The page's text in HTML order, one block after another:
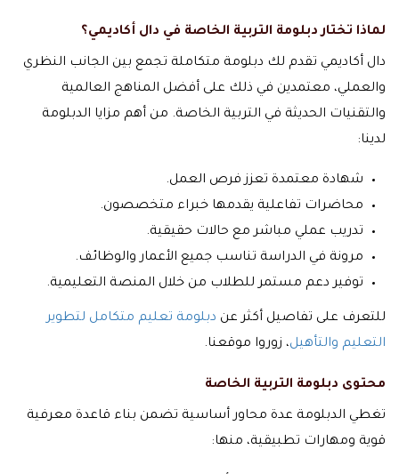
لماذا تختار دبلومة التربية الخاصة في دال أكاديمي؟
دال أكاديمي تقدم لك دبلومة متكاملة تجمع بين الجانب النظري
والعملي، معتمدين في ذلك على أفضل المناهج العالمية
والتقنيات الحديثة في التربية الخاصة. من أهم مزايا الدبلومة
لدينا:
شهادة معتمدة تعزز فرص العمل.
محاضرات تفاعلية يقدمها خبراء متخصصون.
تدريب عملي مباشر مع حالات حقيقية.
مرونة في الدراسة تناسب جميع الأعمار والوظائف.
توفير دعم مستمر للطلاب من خلال المنصة التعليمية.
للتعرف على تفاصيل أكثر عن دبلومة تعليم متكامل لتطوير
التعليم والتأهيل، زوروا موقعنا.
محتوى دبلومة التربية الخاصة
تغطي الدبلومة عدة محاور أساسية تضمن بناء قاعدة معرفية
قوية ومهارات تطبيقية، منها: